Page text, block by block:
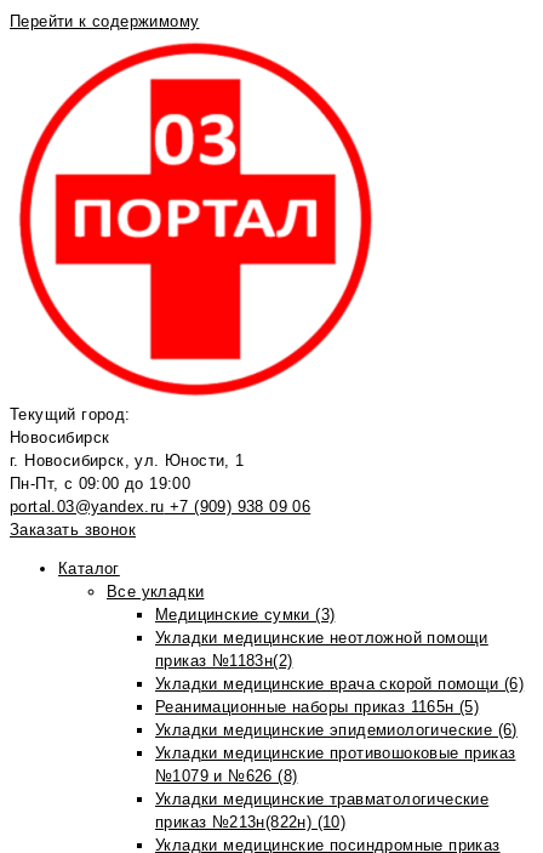
Перейти к содержимому
Текущий город:
Новосибирск
г. Новосибирск, ул. Юности, 1
Пн-Пт, с 09:00 до 19:00
portal.03@yandex.ru +7 (909) 938 09 06
Заказать звонок
Каталог
Все укладки
Медицинские сумки (3)
Укладки медицинские неотложной помощи
приказ №1183н(2)
Укладки медицинские врача скорой помощи (6)
Реанимационные наборы приказ 1165н (5)
Укладки медицинские эпидемиологические (6)
Укладки медицинские противошоковые приказ
№1079 и №626 (8)
Укладки медицинские травматологические
приказ №213н(822н) (10)
Укладки медицинские посиндромные приказ